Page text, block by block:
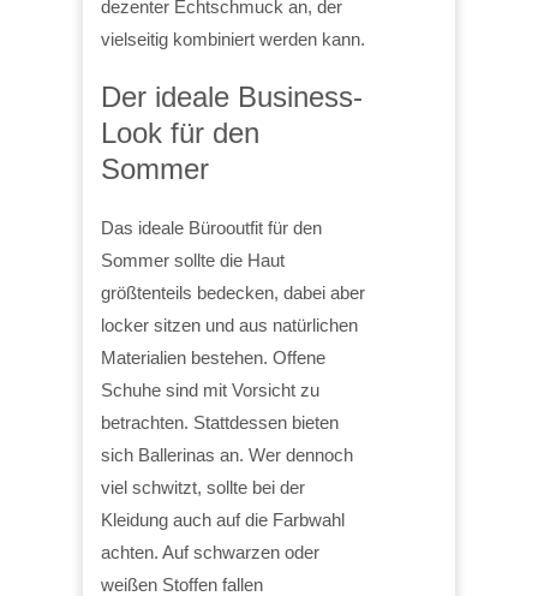
dezenter Echtschmuck an, der
vielseitig kombiniert werden kann.
Der ideale Business-
Look für den
Sommer
Das ideale Bürooutfit für den
Sommer sollte die Haut
größtenteils bedecken, dabei aber
locker sitzen und aus natürlichen
Materialien bestehen. Offene
Schuhe sind mit Vorsicht zu
betrachten. Stattdessen bieten
sich Ballerinas an. Wer dennoch
viel schwitzt, sollte bei der
Kleidung auch auf die Farbwahl
achten. Auf schwarzen oder
weißen Stoffen fallen